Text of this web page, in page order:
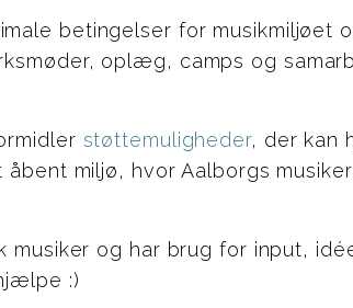
betingelser for musikmiljøet
oplæg, camps og
støttemuligheder, der kan
miljø, hvor Aalborgs
og har brug for input,
:)